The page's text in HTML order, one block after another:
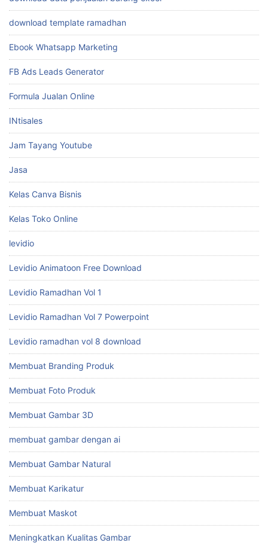
download template ramadhan
Ebook Whatsapp Marketing
FB Ads Leads Generator
Formula Jualan Online
INtisales
Jam Tayang Youtube
Jasa
Kelas Canva Bisnis
Kelas Toko Online
levidio
Levidio Animatoon Free Download
Levidio Ramadhan Vol 1
Levidio Ramadhan Vol 7 Powerpoint
Levidio ramadhan vol 8 download
Membuat Branding Produk
Membuat Foto Produk
Membuat Gambar 3D
membuat gambar dengan ai
Membuat Gambar Natural
Membuat Karikatur
Membuat Maskot
Meningkatkan Kualitas Gambar